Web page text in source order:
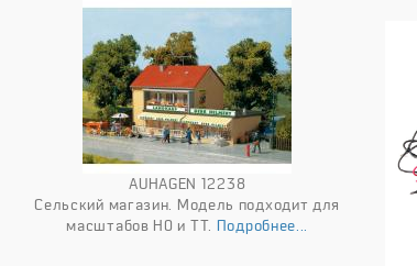
AUHAGEN 12238
Сельский магазин. Модель подходит для
масштабов H0 и TT. Подробнее...